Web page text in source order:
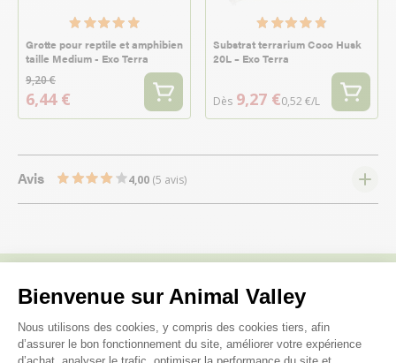
Bienvenue sur Animal Valley
Plateforme de Gestion du
Nous utilisons des cookies, y compris des cookies tiers, afin
d’assurer le bon fonctionnement du site, améliorer votre expérience
Grotte pour reptile et amphibien
taille Medium - Exo Terra
9,20 €
6,44 €
Substrat terrarium Coco Husk
20L – Exo Terra
Dès 9,27 €0,52 €/L
Avis 4,00 (5 avis)
Nous répondons à toutes vos
questions ;)